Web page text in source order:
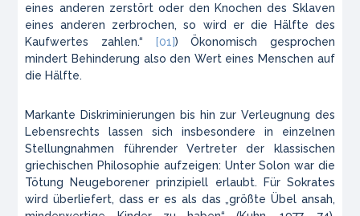
eines anderen zerstört oder den Knochen des Sklaven
eines anderen zerbrochen, so wird er die Hälfte des
Kaufwertes zahlen.“
[01]) Ökonomisch gesprochen
mindert Behinderung also den Wert eines Menschen auf
die Hälfte.
Markante Diskriminierungen bis hin zur Verleugnung des
Lebensrechts lassen sich insbesondere in einzelnen
Stellungnahmen führender Vertreter der klassischen
griechischen Philosophie aufzeigen: Unter Solon war die
Tötung Neugeborener prinzipiell erlaubt. Für Sokrates
wird überliefert, dass er es als das „größte Übel ansah,